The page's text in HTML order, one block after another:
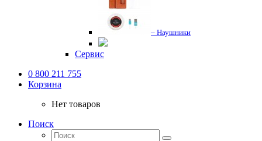
– Наушники
Сервис
0 800 211 755
Корзина
Нет товаров
Поиск